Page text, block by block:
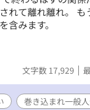
れて離れ離れ。 も
みます。
文字数 17,929
巻き込まれ一般